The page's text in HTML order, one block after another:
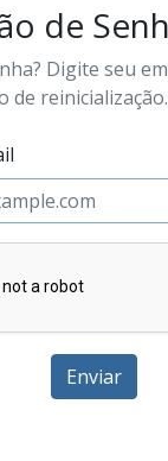
de
Digite seu
de reinicialização.
Enviar